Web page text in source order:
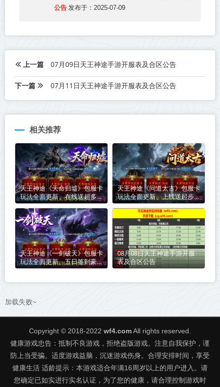
公告 发布于：2025-07-09
上一篇 07月09日天王神途手游开服表及合区公告
下一篇 07月11日天王神途手游开服表及合区公告
相关推荐
天王神途《天命归墟》包服卡
玩法全面更新、在线送超多福
利、散人天堂、超多特效、超
高爆率（剑魂洗练特色玩法邀
你来战）
天王神途《问道太古》包服卡
玩法全面更新、上线送起步路
费、一切靠打、超多玩法、草
根消费（成长神器特色玩法邀
你来战）
天王神途《一剑破天》包服卡
玩法全面更新、五日签到豪
礼、在线领福利、会员免费
08月08日天王神途手游开服
表及合区公告
加载失败~
Copyright © 2018-2022 wf4.comAll rights reserved.
健康游戏忠告：抵制不良游戏，拒绝盗版游戏。注意自我保护，谨
防上当受骗。适度游戏益脑，沉迷游戏伤身。合理安排时间，享受
健康生活 适龄提示：本游戏适合年满16周岁以上的用户进入。请
您确定已如实进行实名认证，为了您的健康，请合理控制游戏时